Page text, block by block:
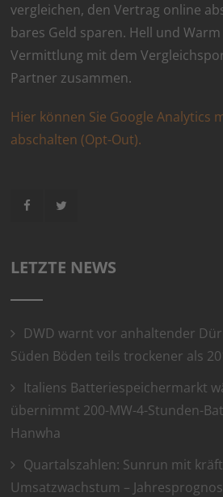
vergleichen, den Vertrag online
bares Geld sparen. Hell und
Vermittlung mit dem
Partner zusammen.
Hier können Sie Google Analytics
abschalten (Opt-Out).
LETZTE NEWS
DWD warnt vor anhaltender
Süden Böden teils trockener als
Italiens Batteriespeichermarkt
übernimmt 200-MW-4-Stunden-
Hanwha
Quartalszahlen: Sunrun mit
Umsatzwachstum –